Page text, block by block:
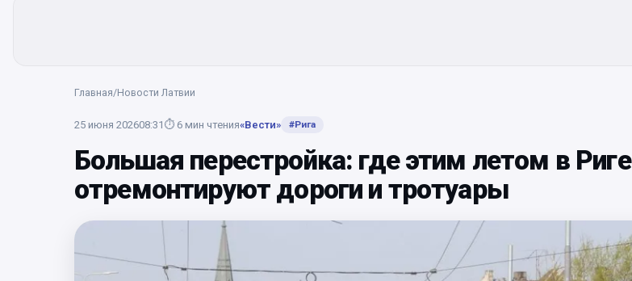
Главная/Новости Латвии
25 июня 202608:31 ⏱ 6 мин чтения«Вести» #Рига
Большая перестройка: где этим летом в Риге
отремонтируют дороги и тротуары